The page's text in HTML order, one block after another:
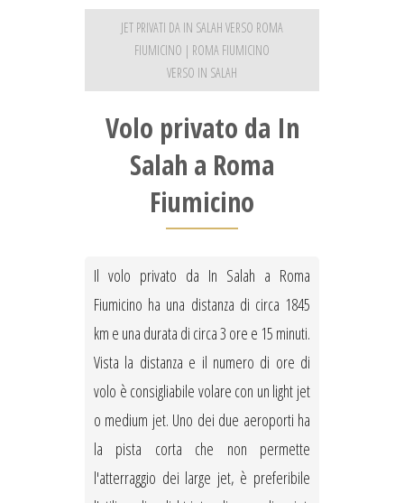
JET PRIVATI DA IN SALAH VERSO ROMA
FIUMICINO | ROMA FIUMICINO
VERSO IN SALAH
Volo privato da In
Salah a Roma
Fiumicino
Il volo privato da In Salah a Roma
Fiumicino ha una distanza di circa 1845
km e una durata di circa 3 ore e 15 minuti.
Vista la distanza e il numero di ore di
volo è consigliabile volare con un light jet
o medium jet. Uno dei due aeroporti ha
la pista corta che non permette
l'atterraggio dei large jet, è preferibile